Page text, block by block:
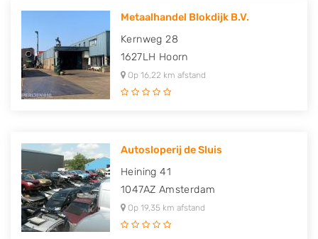
Metaalhandel Blokdijk B.V.
Kernweg 28
1627LH Hoorn
Op 16,22 km afstand
Autosloperij de Sluis
Heining 41
1047AZ Amsterdam
Op 19,35 km afstand